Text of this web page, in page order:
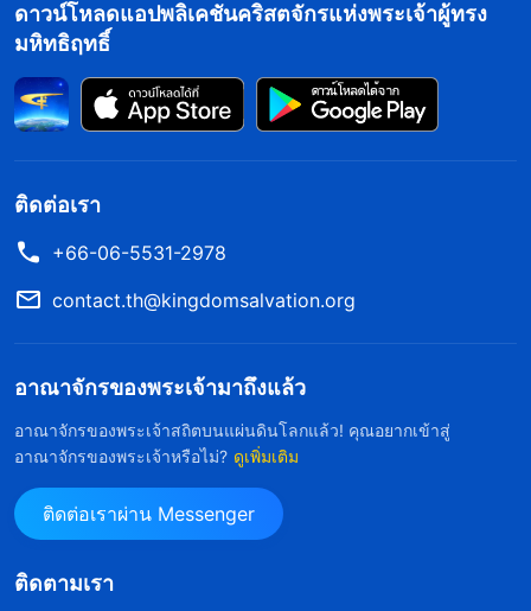
หัวหน้าทีมสะเพร่าในหน้าที่ และไม่ได้ทำงานเป็นชิ้น
เป็นอัน และมันกระทบต่องานของคริสตจักรแล้ว และ
ฉันควรบอกผู้นำคริสตจักร แต่ฉันเอาแต่ปกป้องตัวเอง
กลัวว่าเขาจะแก้แค้นฉัน หรือถึงกับถูกปลดจากหน้าที่
ฉันถอยกลับในช่วงจังหวะสำคัญ หลับหูหลับตาแสร้งทำ
เป็นไม่รู้ว่ามีเรื่องอะไรเกิดขึ้น ฉันไม่ได้รักษาผล
แก่ตัวและน่ารังเกียจมาก ไม่มีความเป็นมนุษย์หรือ
เหตุผลเลย!
เมื่อฉันถึงบ้าน ฉันอธิษฐานต่อพระเจ้าในการแสวงหา
และไม่ค้ำจุนงานของคริสตจักร” ต่อมาฉันได้อ่านพระ
วจนะของพระเจ้าบทตอนนี้ค่ะ “
ที่จะไล่ตามเสาะหาและปฏิบัติความจริง แต่โดยมาก
แล้วพวกเขาแค่มีปณิธานและความพึงปรารถนาที่จะ
ดาวน์โหลดแอปพลิเคชันคริสตจักรแห่งพระเจ้าผู้ทรง
มหิทธิฤทธิ์
ติดต่อเรา
+66-06-5531-2978
contact.th@kingdomsalvation.org
อาณาจักรของพระเจ้ามาถึงแล้ว
อาณาจักรของพระเจ้าสถิตบนแผ่นดินโลกแล้ว! คุณอยากเข้าสู่
อาณาจักรของพระเจ้าหรือไม่? ดูเพิ่มเติม
ติดต่อเราผ่าน Messenger
ติดตามเรา